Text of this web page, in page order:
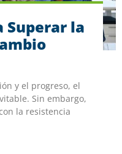
Superar la
y el progreso, el
Sin embargo,
la resistencia